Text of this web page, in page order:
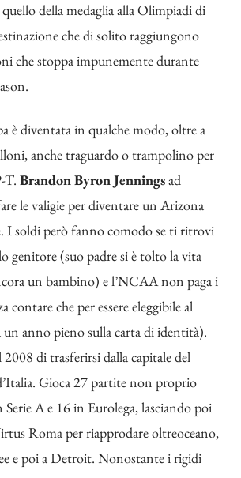
della medaglia alla Olimpiadi di
che di solito raggiungono
che stoppa impunemente durante
è diventata in qualche modo, oltre a
anche traguardo o trampolino per
T. Brandon Byron Jenningsad
le valigie per diventare un Arizona
I soldi però fanno comodo se ti ritrovi
genitore (suo padre si è tolto la vita
un bambino) e l’NCAA non paga i
contare che per essere eleggibile al
anno pieno sulla carta di identità).
2008 di trasferirsi dalla capitale del
Gioca 27 partite non proprio
A e 16 in Eurolega, lasciando poi
Roma per riapprodare oltreoceano,
e poi a Detroit. Nonostante i rigidi